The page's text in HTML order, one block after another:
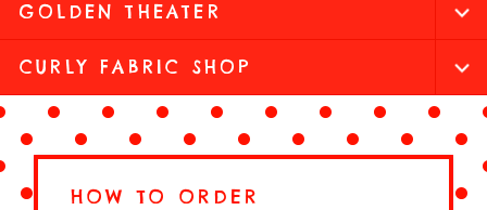
GOLDEN THEATER
CURLY FABRIC SHOP
HOW TO ORDER